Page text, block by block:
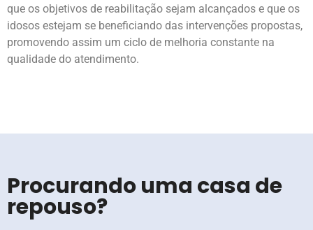
que os objetivos de reabilitação sejam alcançados e que os
idosos estejam se beneficiando das intervenções propostas,
promovendo assim um ciclo de melhoria constante na
qualidade do atendimento.
Procurando uma casa de
repouso?